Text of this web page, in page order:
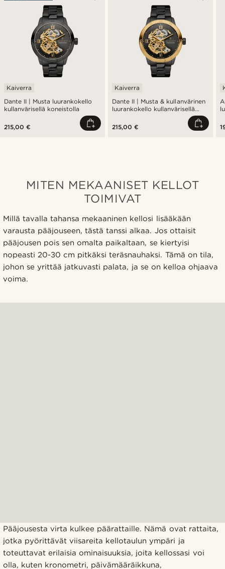
Dante II | Musta luurankokello
kullanvärisellä koneistolla
Kaiverra
215,00 €
Dante II | Musta & kullanvärinen
luurankokello kullanvärisellä
Kaiverra
215,00 €
MITEN MEKAANISET KELLOT
TOIMIVAT
Millä tavalla tahansa mekaaninen kellosi lisääkään
varausta pääjouseen, tästä tanssi alkaa. Jos ottaisit
pääjousen pois sen omalta paikaltaan, se kiertyisi
nopeasti 20-30 cm pitkäksi teräsnauhaksi. Tämä on tila,
johon se yrittää jatkuvasti palata, ja se on kelloa ohjaava
voima.
Pääjousesta virta kulkee päärattaille. Nämä ovat rattaita,
jotka pyörittävät viisareita kellotaulun ympäri ja
toteuttavat erilaisia ​​​ominaisuuksia, joita kellossasi voi
olla, kuten kronometri, päivämääräikkuna,